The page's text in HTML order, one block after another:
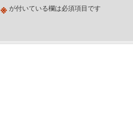
※が付いている欄は必須項目です